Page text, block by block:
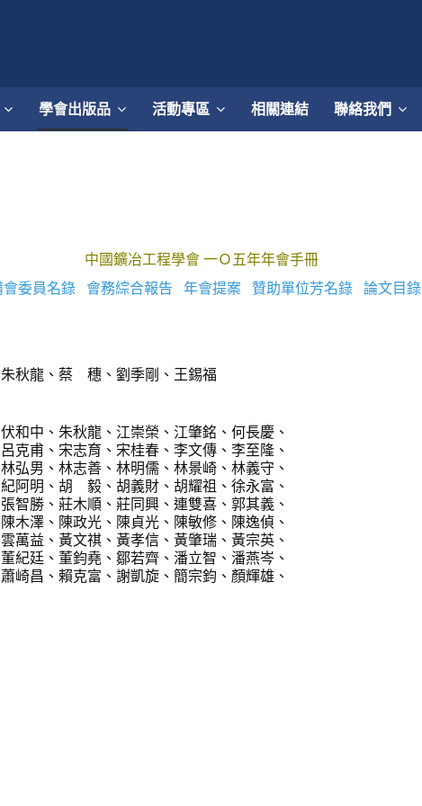
學會出版品 活動專區 相關連結 聯絡我們
中國鑛冶工程學會 一Ｏ五年年會手冊
會委員名錄 會務綜合報告 年會提案 贊助單位芳名錄 論文目錄
秋龍、蔡 穗、劉季剛、王錫福
、朱秋龍、江崇榮、江肇銘、何長慶、
宋志育、宋桂春、李文傳、李至隆、
林志善、林明儒、林景崎、林義守、
胡 毅、胡義財、胡耀祖、徐永富、
莊木順、莊同興、連雙喜、郭其義、
陳政光、陳貞光、陳敏修、陳逸偵、
黃文祺、黃孝信、黃肇瑞、黃宗英、
董鈞堯、鄒若齊、潘立智、潘燕岑、
賴克富、謝凱旋、簡宗鈞、顏輝雄、